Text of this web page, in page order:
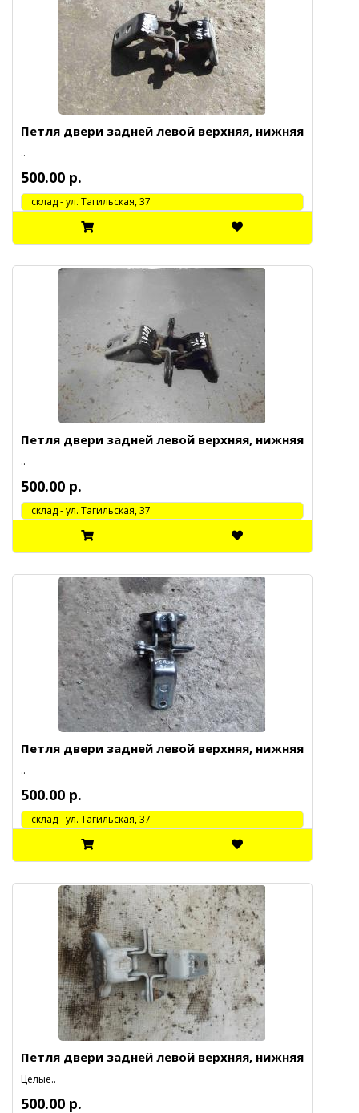
Петля двери задней левой верхняя, нижняя
..
500.00 р.
cклад - ул. Тагильская, 37
Петля двери задней левой верхняя, нижняя
..
500.00 р.
cклад - ул. Тагильская, 37
Петля двери задней левой верхняя, нижняя
..
500.00 р.
cклад - ул. Тагильская, 37
Петля двери задней левой верхняя, нижняя
Целые..
500.00 р.